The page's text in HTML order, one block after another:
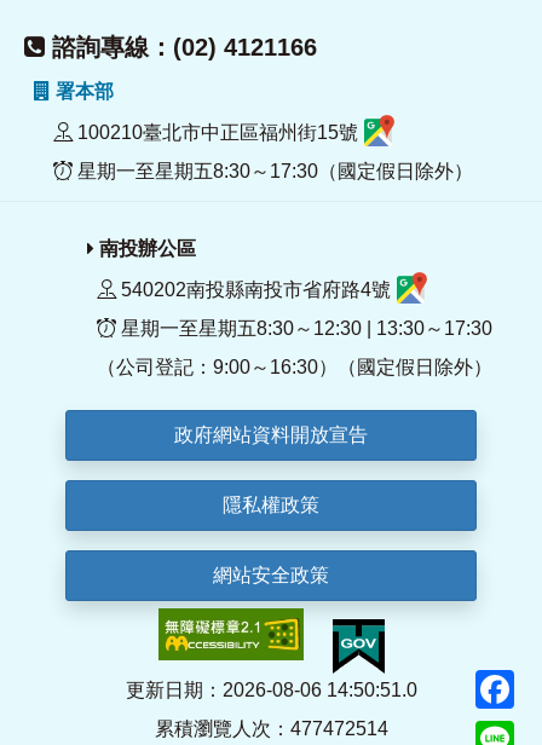
諮詢專線：(02) 4121166
署本部
100210臺北市中正區福州街15號
星期一至星期五8:30～17:30（國定假日除外）
南投辦公區
540202南投縣南投市省府路4號
星期一至星期五8:30～12:30 | 13:30～17:30
（公司登記：9:00～16:30）（國定假日除外）
政府網站資料開放宣告
隱私權政策
網站安全政策
更新日期：2026-08-06 14:50:51.0
累積瀏覽人次：477472514